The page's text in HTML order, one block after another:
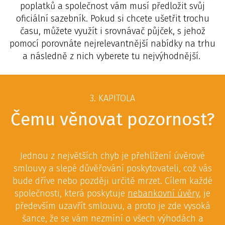
poplatků a společnost vám musí předložit svůj
oficiální sazebník. Pokud si chcete ušetřit trochu
času, můžete využít i srovnávač půjček, s jehož
pomocí porovnáte nejrelevantnější nabídky na trhu
a následně z nich vyberete tu nejvýhodnější.
3. KAPITOLA
Čemu věnovat pozornost?
Jednou z největších chyb je přehlížení úvěrové
smlouvy a slepé důvěřování poskytovateli, což vás
bude dříve nebo později určitě mrzet. Cílem každé
společnosti, která poskytuje nebankovní úvěry, je
především uzavřít smlouvu, a proto je zde vysoká
šance, že se vám nezmíní o všech výhodách a